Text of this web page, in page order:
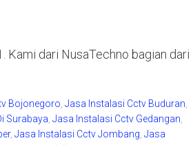
Kami dari NusaTechno bagian dari
Bojonegoro Jasa Instalasi Cctv Buduran
Surabaya Jasa Instalasi Cctv Gedangan
, Jasa Instalasi Cctv Jombang Jasa